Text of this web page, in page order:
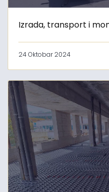
Izrada, transport i
24 Oktobar 2024